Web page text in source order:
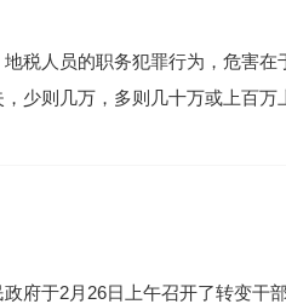
税人员的职务犯罪行为，危害
少则几万，多则几十万或上百万
府于2月26日上午召开了转变